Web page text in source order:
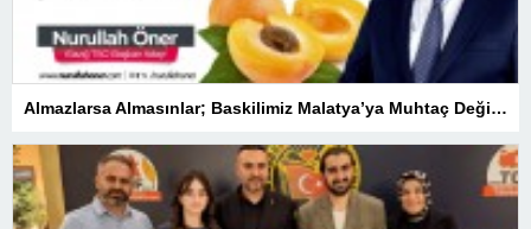
Almazlarsa Almasınlar; Baskilimiz Malatya’ya Muhtaç Değildir